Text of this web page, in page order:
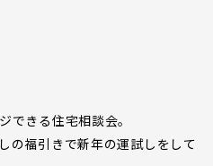
できる住宅相談会。
の福引きで新年の運試しをして